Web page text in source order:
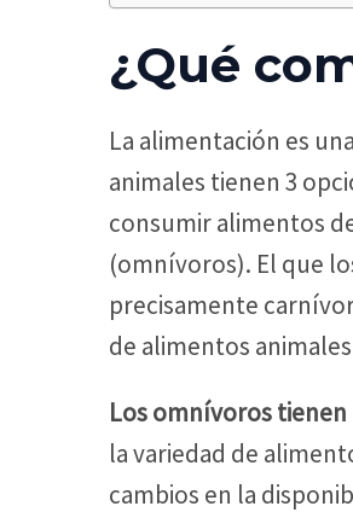
¿Qué
La alimentación es
animales tienen 3
consumir alimentos
(omnívoros). El que
precisamente
de alimentos
Los omnívoros
la variedad de
cambios en la